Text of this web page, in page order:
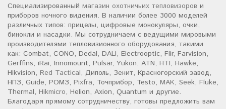
Специализированный магазин охотничьих тепловизоров и
приборов ночного видения. В наличии более 3000 моделей
различных типов: прицелы, цифровые монокуляры, очки,
бинокли и насадки. Мы сотрудничаем с ведущими мировыми
производителями тепловизионного оборудования, такими
как: Combat, CONO, Dedal, DALI, Electrooptic, Flir, Farvision,
Gerffins, iRai, Innomount, Pulsar, Yukon, ATN, HTI, Hawke,
Hikvision, Red Tactical, Диполь, Зенит, Красногорский завод,
НПЗ, Guide, РОМЗ, Pixfra, Точприбор, Testo, MAK, Seek, Fluke,
Thermal, Hikmicro, Helion, Axion, Quantum и другие.
Благодаря прямому сотрудничеству, готовы предложить вам